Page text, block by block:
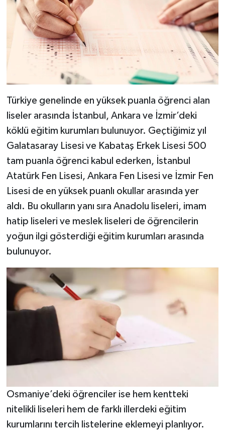
Türkiye genelinde en yüksek puanla öğrenci alan
liseler arasında İstanbul, Ankara ve İzmir’deki
köklü eğitim kurumları bulunuyor. Geçtiğimiz yıl
Galatasaray Lisesi ve Kabataş Erkek Lisesi 500
tam puanla öğrenci kabul ederken, İstanbul
Atatürk Fen Lisesi, Ankara Fen Lisesi ve İzmir Fen
Lisesi de en yüksek puanlı okullar arasında yer
aldı. Bu okulların yanı sıra Anadolu liseleri, imam
hatip liseleri ve meslek liseleri de öğrencilerin
yoğun ilgi gösterdiği eğitim kurumları arasında
bulunuyor.
Osmaniye’deki öğrenciler ise hem kentteki
nitelikli liseleri hem de farklı illerdeki eğitim
kurumlarını tercih listelerine eklemeyi planlıyor.